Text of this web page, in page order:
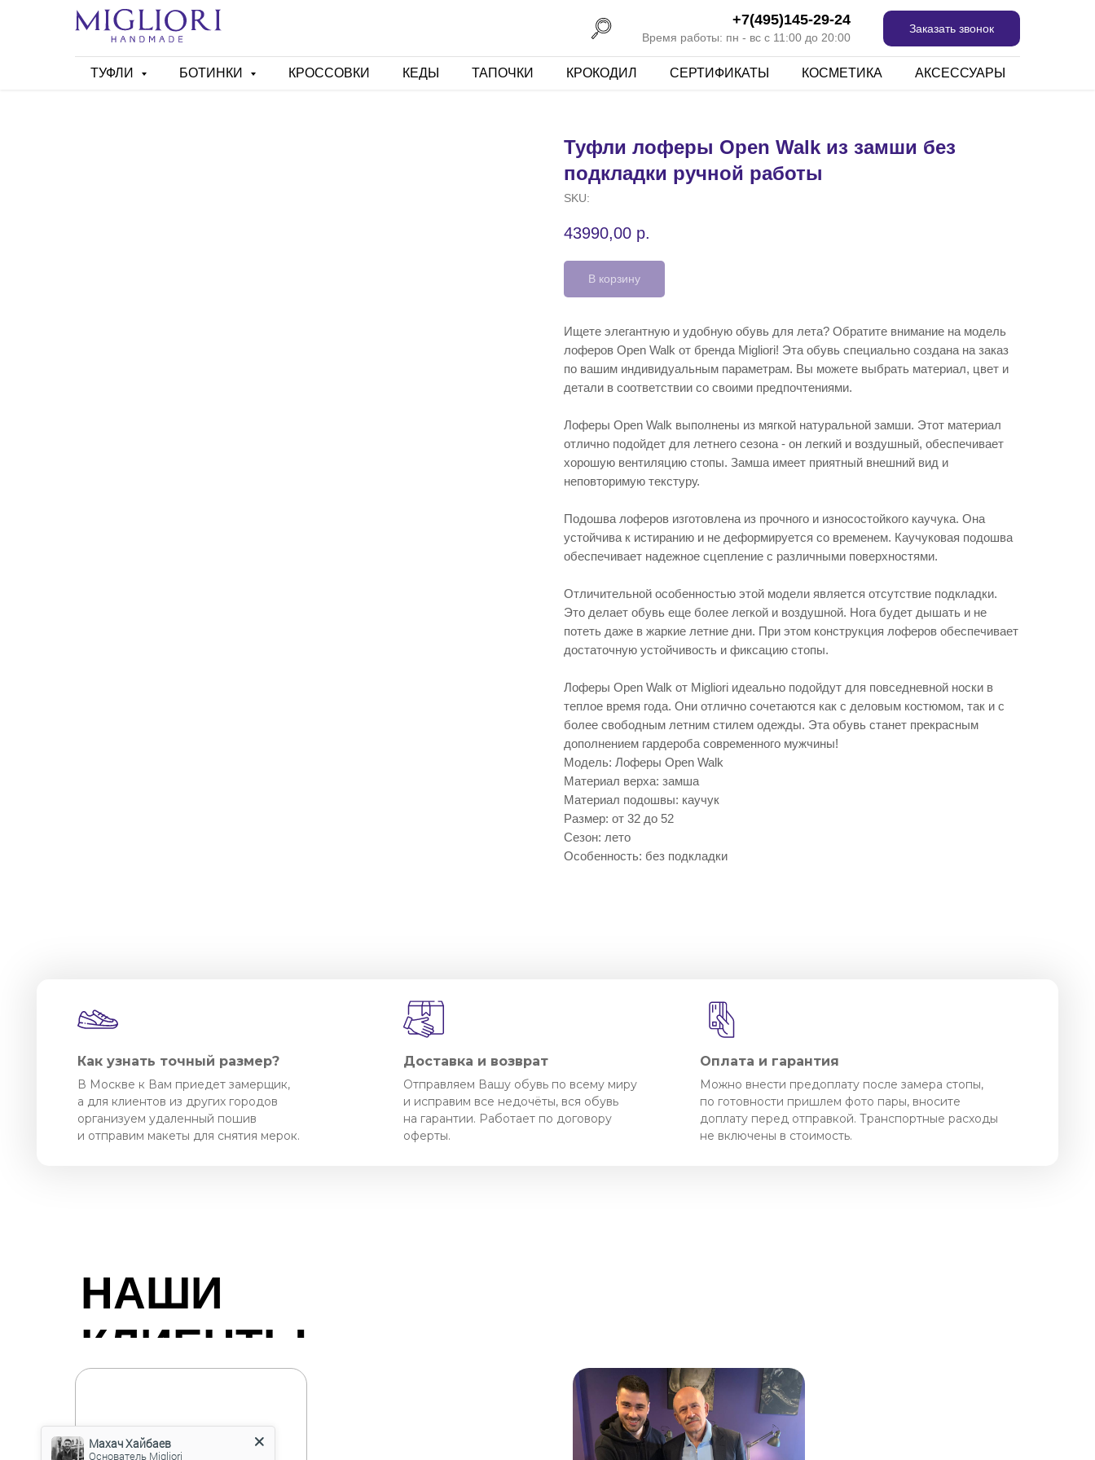
+7(495)145-29-24
Время работы: пн - вс с 11:00 до 20:00
Заказать звонок
ТУФЛИ БОТИНКИ КРОССОВКИ КЕДЫ ТАПОЧКИ КРОКОДИЛ СЕРТИФИКАТЫ КОСМЕТИКА АКСЕССУАРЫ
Туфли лоферы Open Walk из замши без
подкладки ручной работы
SKU:
43990,00 р.
В корзину
Ищете элегантную и удобную обувь для лета? Обратите внимание на модель
лоферов Open Walk от бренда Migliori! Эта обувь специально создана на заказ
по вашим индивидуальным параметрам. Вы можете выбрать материал, цвет и
детали в соответствии со своими предпочтениями.
Лоферы Open Walk выполнены из мягкой натуральной замши. Этот материал
отлично подойдет для летнего сезона - он легкий и воздушный, обеспечивает
хорошую вентиляцию стопы. Замша имеет приятный внешний вид и
неповторимую текстуру.
Подошва лоферов изготовлена из прочного и износостойкого каучука. Она
устойчива к истиранию и не деформируется со временем. Каучуковая подошва
обеспечивает надежное сцепление с различными поверхностями.
Отличительной особенностью этой модели является отсутствие подкладки.
Это делает обувь еще более легкой и воздушной. Нога будет дышать и не
потеть даже в жаркие летние дни. При этом конструкция лоферов обеспечивает
достаточную устойчивость и фиксацию стопы.
Лоферы Open Walk от Migliori идеально подойдут для повседневной носки в
теплое время года. Они отлично сочетаются как с деловым костюмом, так и с
более свободным летним стилем одежды. Эта обувь станет прекрасным
дополнением гардероба современного мужчины!
Модель: Лоферы Open Walk
Материал верха: замша
Материал подошвы: каучук
Размер: от 32 до 52
Сезон: лето
Особенность: без подкладки
Доставка и возврат
В Москве к Вам приедет замерщик,
а для клиентов из других городов
организуем удаленный пошив
и отправим макеты для снятия мерок.
Как узнать точный размер?
Отправляем Вашу обувь по всему миру
и исправим все недочёты, вся обувь
на гарантии. Работает по договору
оферты.
Оплата и гарантия
Можно внести предоплату после замера стопы,
по готовности пришлем фото пары, вносите
доплату перед отправкой. Транспортные расходы
не включены в стоимость.
НАШИ
КЛИЕНТЫ
Махач Хайбаев
Основатель Migliori